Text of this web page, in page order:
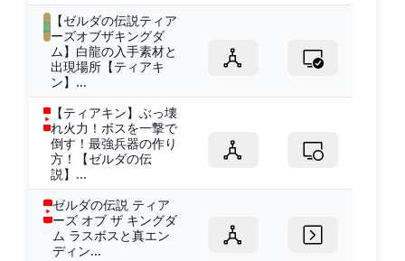
【ゼルダの伝説ティア
ーズオブザキングダ
ム】白龍の入手素材と
出現場所【ティアキ
ン】...
【ティアキン】ぶっ壊
れ火力！ボスを一撃で
倒す！最強兵器の作り
方！【ゼルダの伝
説】...
ゼルダの伝説 ティア
ーズ オブ ザ キングダ
ム ラスボスと真エン
ディン...